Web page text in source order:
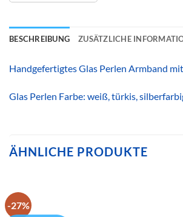
BESCHREIBUNG ZUSÄTZLICHE
Handgefertigtes Glas Perlen Armband
Glas Perlen Farbe: weiß, türkis,
ÄHNLICHE PRODUKTE
-27%